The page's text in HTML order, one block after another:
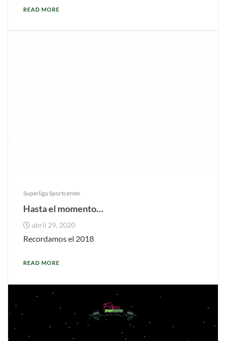
READ MORE
Superliga Sportcenter
Hasta el momento…
abril 29, 2020
Recordamos el 2018
READ MORE